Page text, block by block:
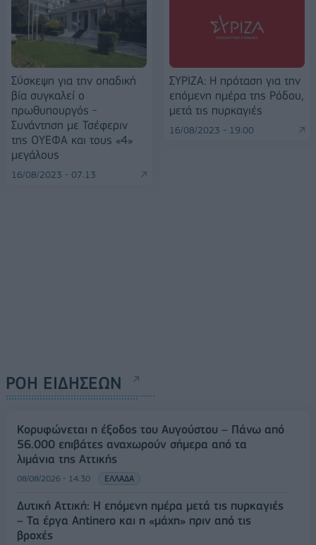
Σύσκεψη για την οπαδική
βία συγκαλεί ο
πρωθυπουργός -
Συνάντηση με Τσέφεριν
της ΟΥΕΦΑ και τους «4»
μεγάλους
16/08/2023 - 07:13
ΣΥΡΙΖΑ: Η πρόταση για την
επόμενη ημέρα της Ρόδου,
μετά τις πυρκαγιές
16/08/2023 - 19:00
ΡΟΗ ΕΙΔΗΣΕΩΝ
Κορυφώνεται η έξοδος του Αυγούστου – Πάνω από
56.000 επιβάτες αναχωρούν σήμερα από τα
λιμάνια της Αττικής
08/08/2026 - 14:30 ΕΛΛΑΔΑ
Δυτική Αττική: Η επόμενη ημέρα μετά τις πυρκαγιές
– Τα έργα Antinero και η «μάχη» πριν από τις
βροχές